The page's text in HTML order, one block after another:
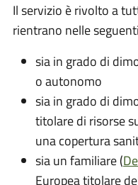
Il servizio è rivolto a
rientrano nelle
sia in grado di
o autonomo
sia in grado di
titolare di risorse
una copertura
sia un familiare (
Europea titolare